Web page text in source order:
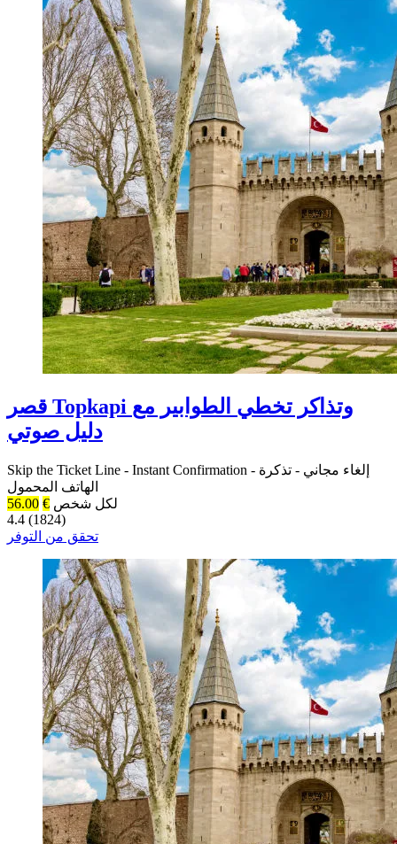
قصر Topkapi وتذاكر تخطي الطوابير مع
دليل صوتي
Skip the Ticket Line - Instant Confirmation - إلغاء مجاني - تذكرة
الهاتف المحمول
لكل شخص €
56.00
4.4 (1824)
تحقق من التوفر